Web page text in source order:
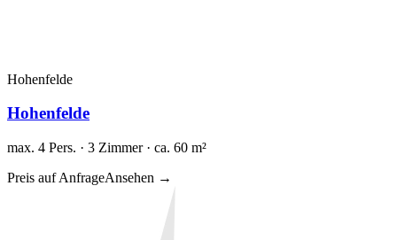
Hohenfelde
Hohenfelde
max. 4 Pers. · 3 Zimmer · ca. 60 m²
Preis auf AnfrageAnsehen →